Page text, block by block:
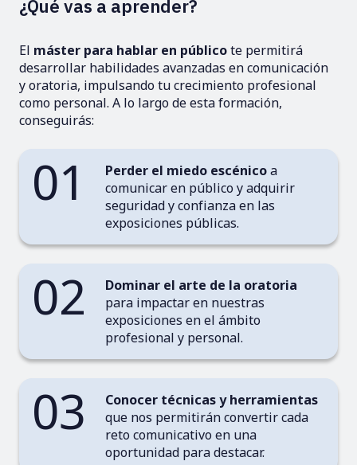
¿Qué vas a aprender?
El máster para hablar en públicote permitirá
desarrollar habilidades avanzadas en comunicación
y oratoria, impulsando tu crecimiento profesional
como personal. A lo largo de esta formación,
conseguirás:
01 Perder el miedo escénicoa
comunicar en público y adquirir
seguridad y confianza en las
exposiciones públicas.
02
Dominar el arte de la oratoria
para impactar en nuestras
exposiciones en el ámbito
profesional y personal.
03
Conocer técnicas y herramientas
que nos permitirán convertir cada
reto comunicativo en una
oportunidad para destacar.